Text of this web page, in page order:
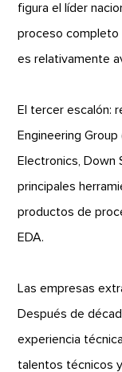
figura el líder
proceso completo
es relativamente
El tercer escalón:
Engineering
Electronics, Down
principales
productos de
EDA.
Las empresas
Después de
experiencia
talentos técnicos